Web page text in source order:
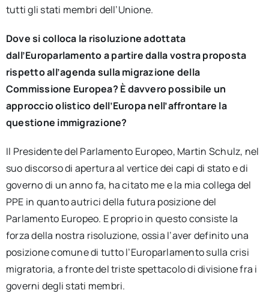
tutti gli stati membri dell’Unione.
Dove si colloca la risoluzione adottata
dall’Europarlamento a partire dalla vostra proposta
rispetto all’agenda sulla migrazione della
Commissione Europea? È davvero possibile un
approccio olistico dell’Europa nell’affrontare la
questione immigrazione?
Il Presidente del Parlamento Europeo, Martin Schulz, nel
suo discorso di apertura al vertice dei capi di stato e di
governo di un anno fa, ha citato me e la mia collega del
PPE in quanto autrici della futura posizione del
Parlamento Europeo. E proprio in questo consiste la
forza della nostra risoluzione, ossia l’aver definito una
posizione comune di tutto l’Europarlamento sulla crisi
migratoria, a fronte del triste spettacolo di divisione fra i
governi degli stati membri.